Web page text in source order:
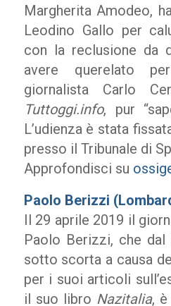
Margherita Amodeo,
Leodino Gallo per
con la reclusione da
avere querelato
giornalista Carlo
Tuttoggi.info, pur
L’udienza è stata
presso il Tribunale di
Approfondisci su
Paolo Berizzi
Il 29 aprile 2019 il
Paolo Berizzi, che
sotto scorta a causa
per i suoi articoli
il suo libro Nazitalia,